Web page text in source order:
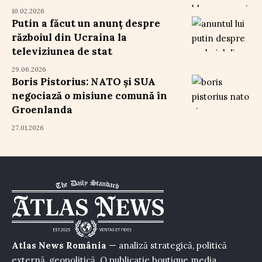
10.02.2026
Putin a făcut un anunț despre
războiul din Ucraina la
televiziunea de stat
29.06.2026
Boris Pistorius: NATO și SUA
negociază o misiune comună în
Groenlanda
27.01.2026
Atlas News România — analiză strategică, politică